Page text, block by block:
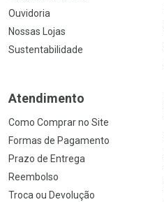
Ouvidoria
Nossas Lojas
Sustentabilidade
Atendimento
Como Comprar no Site
Formas de Pagamento
Prazo de Entrega
Reembolso
Troca ou Devolução